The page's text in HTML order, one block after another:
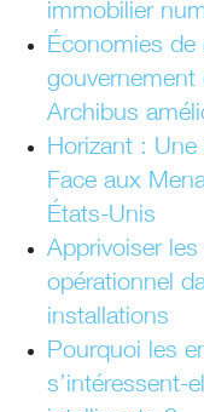
immobilier
Économies
Archibus
Horizant : Une
Face aux
États-Unis
Apprivoiser
opérationnel
installations
Pourquoi les
s’intéressent-